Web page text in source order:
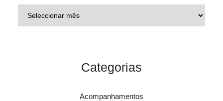
Categorias
Acompanhamentos